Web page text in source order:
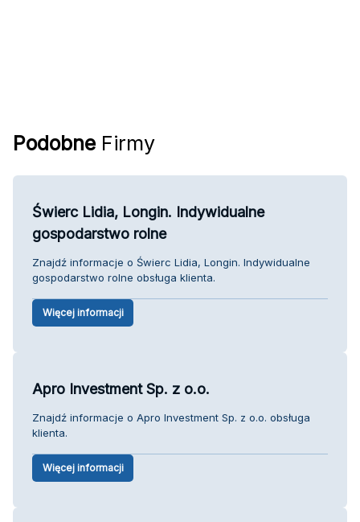
Podobne Firmy
Świerc Lidia, Longin. Indywidualne
gospodarstwo rolne
Znajdź informacje o Świerc Lidia, Longin. Indywidualne
gospodarstwo rolne obsługa klienta.
Więcej informacji
Apro Investment Sp. z o.o.
Znajdź informacje o Apro Investment Sp. z o.o. obsługa
klienta.
Więcej informacji